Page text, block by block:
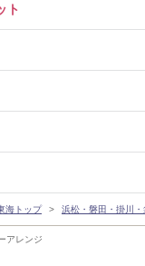
アレンジ
ト
海トップ 浜松・磐田・掛川